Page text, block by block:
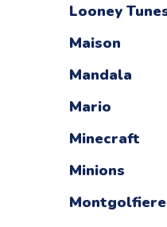
Looney
Maison
Mandala
Mario
Minecraft
Minions
Montgolfiere